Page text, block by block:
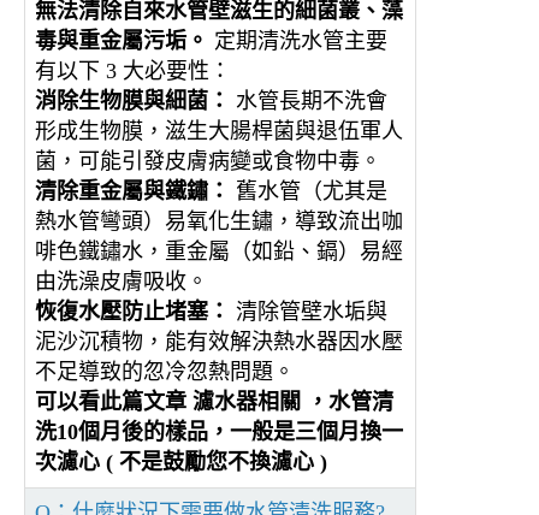
無法清除自來水管壁滋生的細菌叢、藻
毒與重金屬污垢。 定期清洗水管主要
有以下 3 大必要性：
消除生物膜與細菌：
水管長期不洗會
形成生物膜，滋生大腸桿菌與退伍軍人
菌，可能引發皮膚病變或食物中毒。
清除重金屬與鐵鏽：
舊水管（尤其是
熱水管彎頭）易氧化生鏽，導致流出咖
啡色鐵鏽水，重金屬（如鉛、鎘）易經
由洗澡皮膚吸收。
恢復水壓防止堵塞： 清除管壁水垢與
泥沙沉積物，能有效解決熱水器因水壓
不足導致的忽冷忽熱問題。
可以看此篇文章 濾水器相關 ，水管清
洗10個月後的樣品，一般是三個月換一
次濾心 ( 不是鼓勵您不換濾心 )